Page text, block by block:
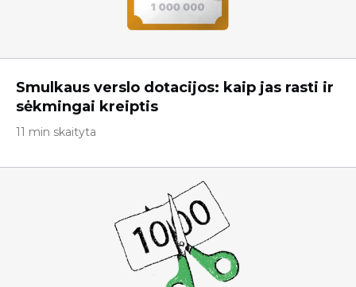
Smulkaus verslo dotacijos: kaip jas rasti ir
sėkmingai kreiptis
11 min skaityta